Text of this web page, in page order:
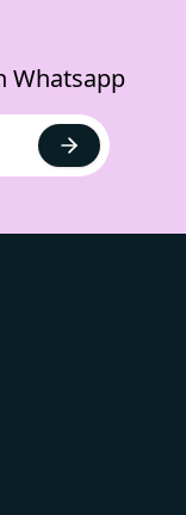
Whatsapp